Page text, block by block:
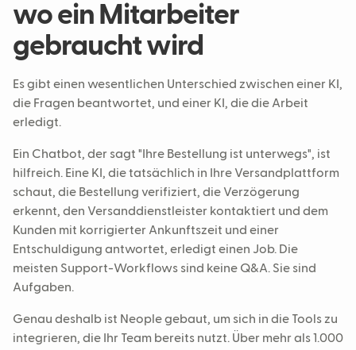
wo ein Mitarbeiter
gebraucht wird
Es gibt einen wesentlichen Unterschied zwischen einer KI,
die Fragen beantwortet, und einer KI, die die Arbeit
erledigt.
Ein Chatbot, der sagt "Ihre Bestellung ist unterwegs", ist
hilfreich. Eine KI, die tatsächlich in Ihre Versandplattform
schaut, die Bestellung verifiziert, die Verzögerung
erkennt, den Versanddienstleister kontaktiert und dem
Kunden mit korrigierter Ankunftszeit und einer
Entschuldigung antwortet, erledigt einen Job. Die
meisten Support-Workflows sind keine Q&A. Sie sind
Aufgaben.
Genau deshalb ist Neople gebaut, um sich in die Tools zu
integrieren, die Ihr Team bereits nutzt. Über mehr als 1.000